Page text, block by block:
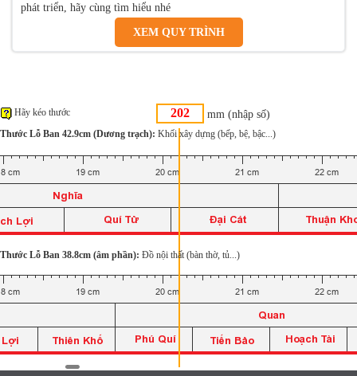
phát triển, hãy cùng tìm hiểu nhé
XEM QUY TRÌNH
mm (nhập số)
Hãy kéo thước
Thước Lỗ Ban 42.9cm (Dương trạch): Khối xây dựng (bếp, bệ, bậc...)
Thước Lỗ Ban 38.8cm (âm phần): Đồ nội thất (bàn thờ, tủ...)